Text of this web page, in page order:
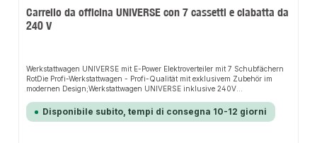
Carrello da officina UNIVERSE con 7 cassetti e ciabatta da
240 V
Werkstattwagen UNIVERSE mit E-Power Elektroverteiler mit 7 Schubfächern
RotDie Profi-Werkstattwagen - Profi-Qualität mit exklusivem Zubehör im
modernen Design;Werkstattwagen UNIVERSE inklusive 240V
Ladebuchsen und 5 m AnschlusskabelExtrem hohe Stabilität und
Verwindungssteifigkeit durch Doppelwandkonstruktion mit einer statischen
Disponibile subito, tempi di consegna 10-12 giorni